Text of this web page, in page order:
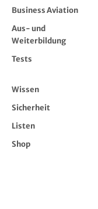
Business Aviation
Aus- und
Weiterbildung
Tests
Wissen
Sicherheit
Listen
Shop